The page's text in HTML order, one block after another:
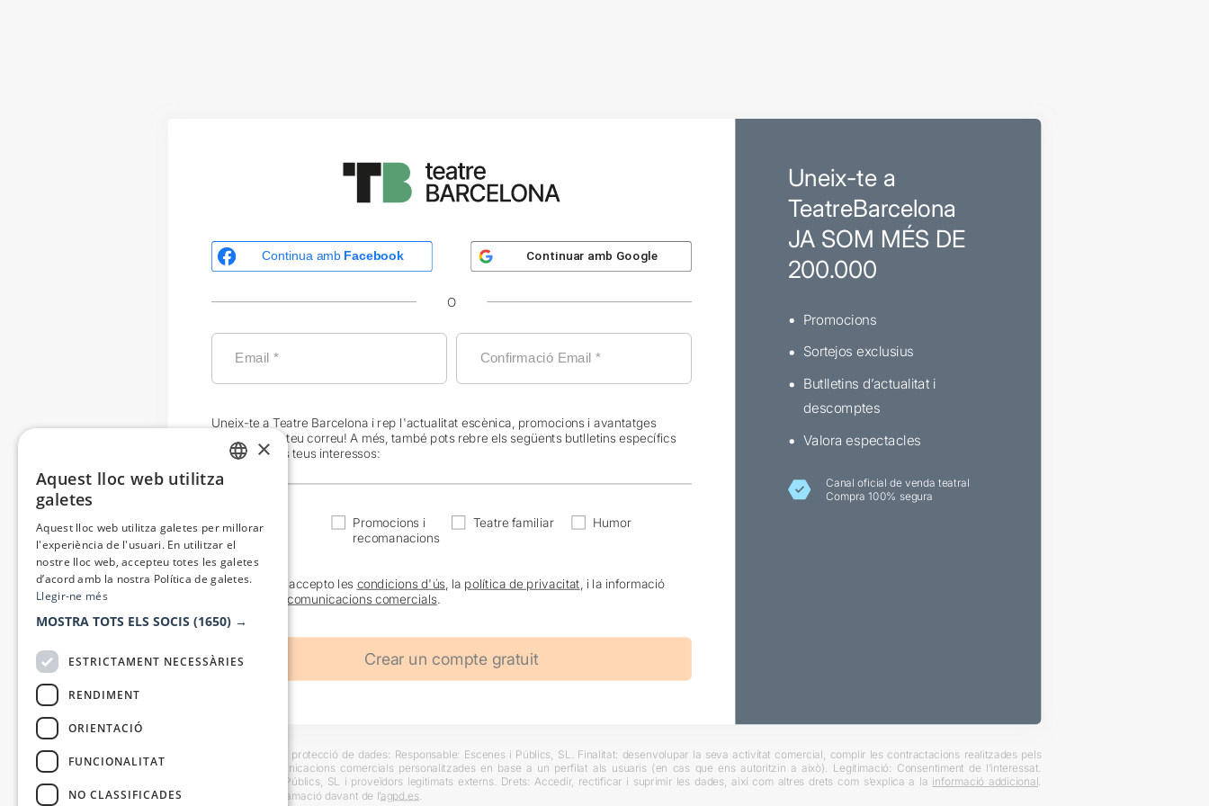
Continua amb Facebook Continuar amb Google
O
Uneix-te a Teatre Barcelona i rep l'actualitat escènica, promocions i avantatges
exclusives al teu correu! A més, també pots rebre els següents butlletins específics
en funció dels teus interessos:
Actualitat
Promocions i
recomanacions
Teatre familiar Humor
He llegit i accepto les condicions d'ús , la política de privacitat , i la informació
comunicacions comercials.
Uneix-te a
TeatreBarcelona
JA SOM MÉS DE
200.000
Promocions
Sortejos exclusius
Butlletins d’actualitat i
descomptes
Valora espectacles
Canal oficial de venda teatral
Compra 100% segura
Informació bàsica sobre protecció de dades: Responsable: Escenes i Públics, SL. Finalitat: desenvolupar la seva activitat comercial, complir les contractacions realitzades pels
usuaris i trametre comunicacions comercials personalitzades en base a un perfilat als usuaris (en cas que ens autoritzin a això). Legitimació: Consentiment de l’interessat.
Destinataris: Escenes i Públics, SL i proveïdors legitimats externs. Drets: Accedir, rectificar i suprimir les dades, així com altres drets com s’explica a la informació addicional
També es pot instar reclamació davant de l’agpd.es
×
Aquest lloc web utilitza
galetes
Aquest lloc web utilitza galetes per millorar
l'experiència de l'usuari. En utilitzar el
nostre lloc web, accepteu totes les galetes
d’acord amb la nostra Política de galetes.
Llegir-ne més
MOSTRA TOTS ELS SOCIS (1650) →
ESTRICTAMENT NECESSÀRIES
RENDIMENT
ORIENTACIÓ
FUNCIONALITAT
NO CLASSIFICADES